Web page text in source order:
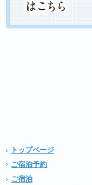
トップページ
ご宿泊予約
ご宿泊